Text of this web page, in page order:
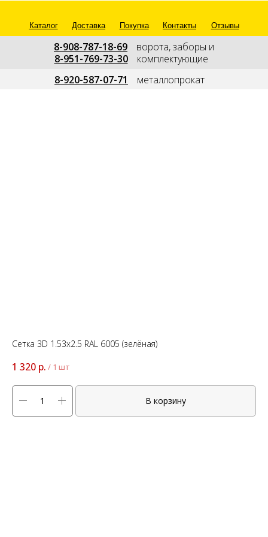
8-908-787-18-69
ворота, заборы и
8-951-769-73-30--- комплектующие
8-920-587-07-71 металлопрокат
Каталог Доставка Покупка Отзывы
Контакты
Сетка 3D 1.53x2.5 RAL 6005 (зелёная)
1 320 р. / 1 шт
В корзину